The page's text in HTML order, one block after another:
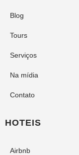
Blog
Tours
Serviços
Na mídia
Contato
HOTEIS
Airbnb